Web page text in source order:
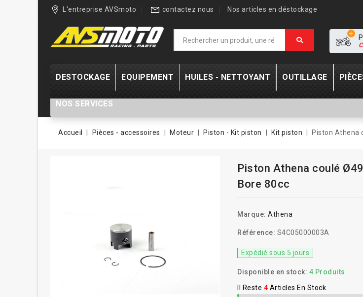
L'entreprise AVSmoto contactez nous Nos articles en déstockage
DESTOCKAGE EQUIPEMENT HUILES - NETTOYANT OUTILLAGE
NOS SERVICES
Accueil Pièces - accessoires Moteur Piston - Kit piston Kit piston Piston Athena
Piston Athena coulé
Bore 80cc
Marque: Athena
Référence: S4C05000003A
Expédié sous 5 jours
Disponible en stock: 4 Produits
Il Reste 4 Articles En Stock